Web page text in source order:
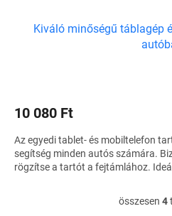
Kiváló minőségű táblagép
10 080 Ft
Az egyedi tablet- és mobiltelefon
segítség minden autós számára.
rögzítse a tartót a fejtámlához.
L
összesen 4